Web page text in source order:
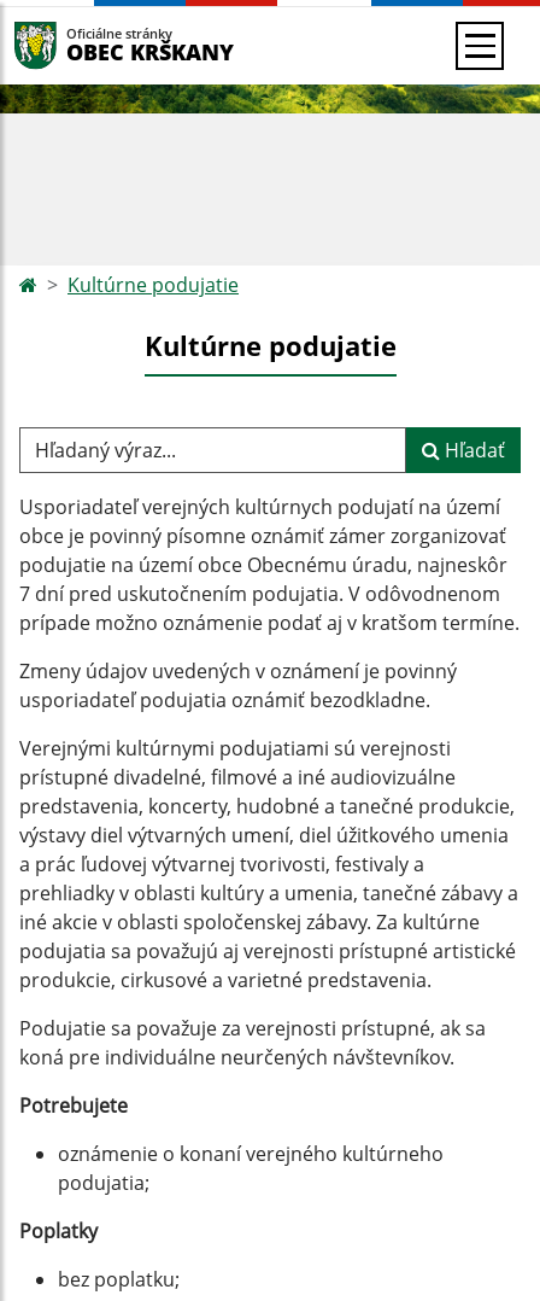
Oficiálne stránky
OBEC KRŠKANY
Kultúrne podujatie
Kultúrne podujatie
Hľadaný výraz... Hľadať
Usporiadateľ verejných kultúrnych podujatí na území
obce je povinný písomne oznámiť zámer zorganizovať
podujatie na území obce Obecnému úradu, najneskôr
7 dní pred uskutočnením podujatia. V odôvodnenom
prípade možno oznámenie podať aj v kratšom termíne.
Zmeny údajov uvedených v oznámení je povinný
usporiadateľ podujatia oznámiť bezodkladne.
Verejnými kultúrnymi podujatiami sú verejnosti
prístupné divadelné, filmové a iné audiovizuálne
predstavenia, koncerty, hudobné a tanečné produkcie,
výstavy diel výtvarných umení, diel úžitkového umenia
a prác ľudovej výtvarnej tvorivosti, festivaly a
prehliadky v oblasti kultúry a umenia, tanečné zábavy a
iné akcie v oblasti spoločenskej zábavy. Za kultúrne
podujatia sa považujú aj verejnosti prístupné artistické
produkcie, cirkusové a varietné predstavenia.
Podujatie sa považuje za verejnosti prístupné, ak sa
koná pre individuálne neurčených návštevníkov.
Potrebujete
oznámenie o konaní verejného kultúrneho
podujatia;
Poplatky
bez poplatku;